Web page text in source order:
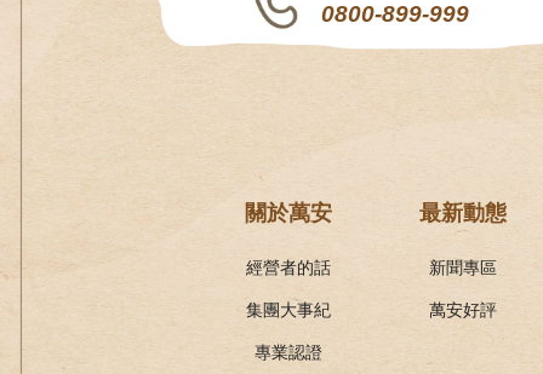
0800-899-999
關於萬安
經營者的話
集團大事紀
專業認證
最新動態
新聞專區
萬安好評